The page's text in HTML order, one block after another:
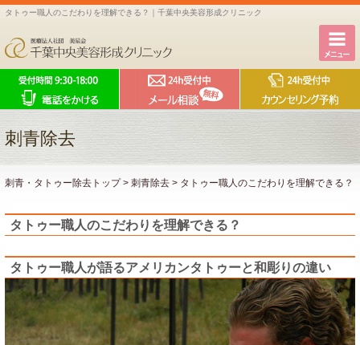
タトゥー職人のこだわりを理解できる？｜千葉中央美容形成クリニック
刺青除去
刺青・タトゥー除去トップ> 刺青除去 > タトゥー職人のこだわりを理解できる？
タトゥー職人のこだわりを理解できる？
タトゥー職人が語るアメリカンタトゥーと和彫りの違い